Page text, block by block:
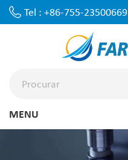
Tel : +86-755-23500669